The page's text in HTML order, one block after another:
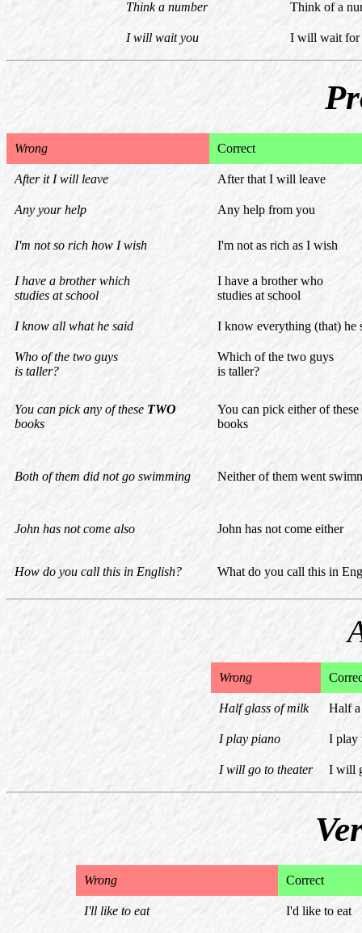
Think a number Think of a
I will wait you I will wait for
Wrong Correct
After it I will leave After that I will leave
Аny your help Any help from you
I'm not so rich how I wish I'm not as rich as I wish
I have a brother which
studies at school
I have a brother who
studies at school
I know all what he said I know everything (that) he
Who of the two guys
is taller?
Which of the two guys
is taller?
You can pick any of these TWO
books
You can pick either of these
books
Both of them did not go swimming Neither of them went
John has not come also John has not come either
How do you call this in English? What do you call this in
Wrong
Half glass of milk Half
I play piano I play
I will go to theater I will
Wrong Correct
I'll like to eat I'd like to eat